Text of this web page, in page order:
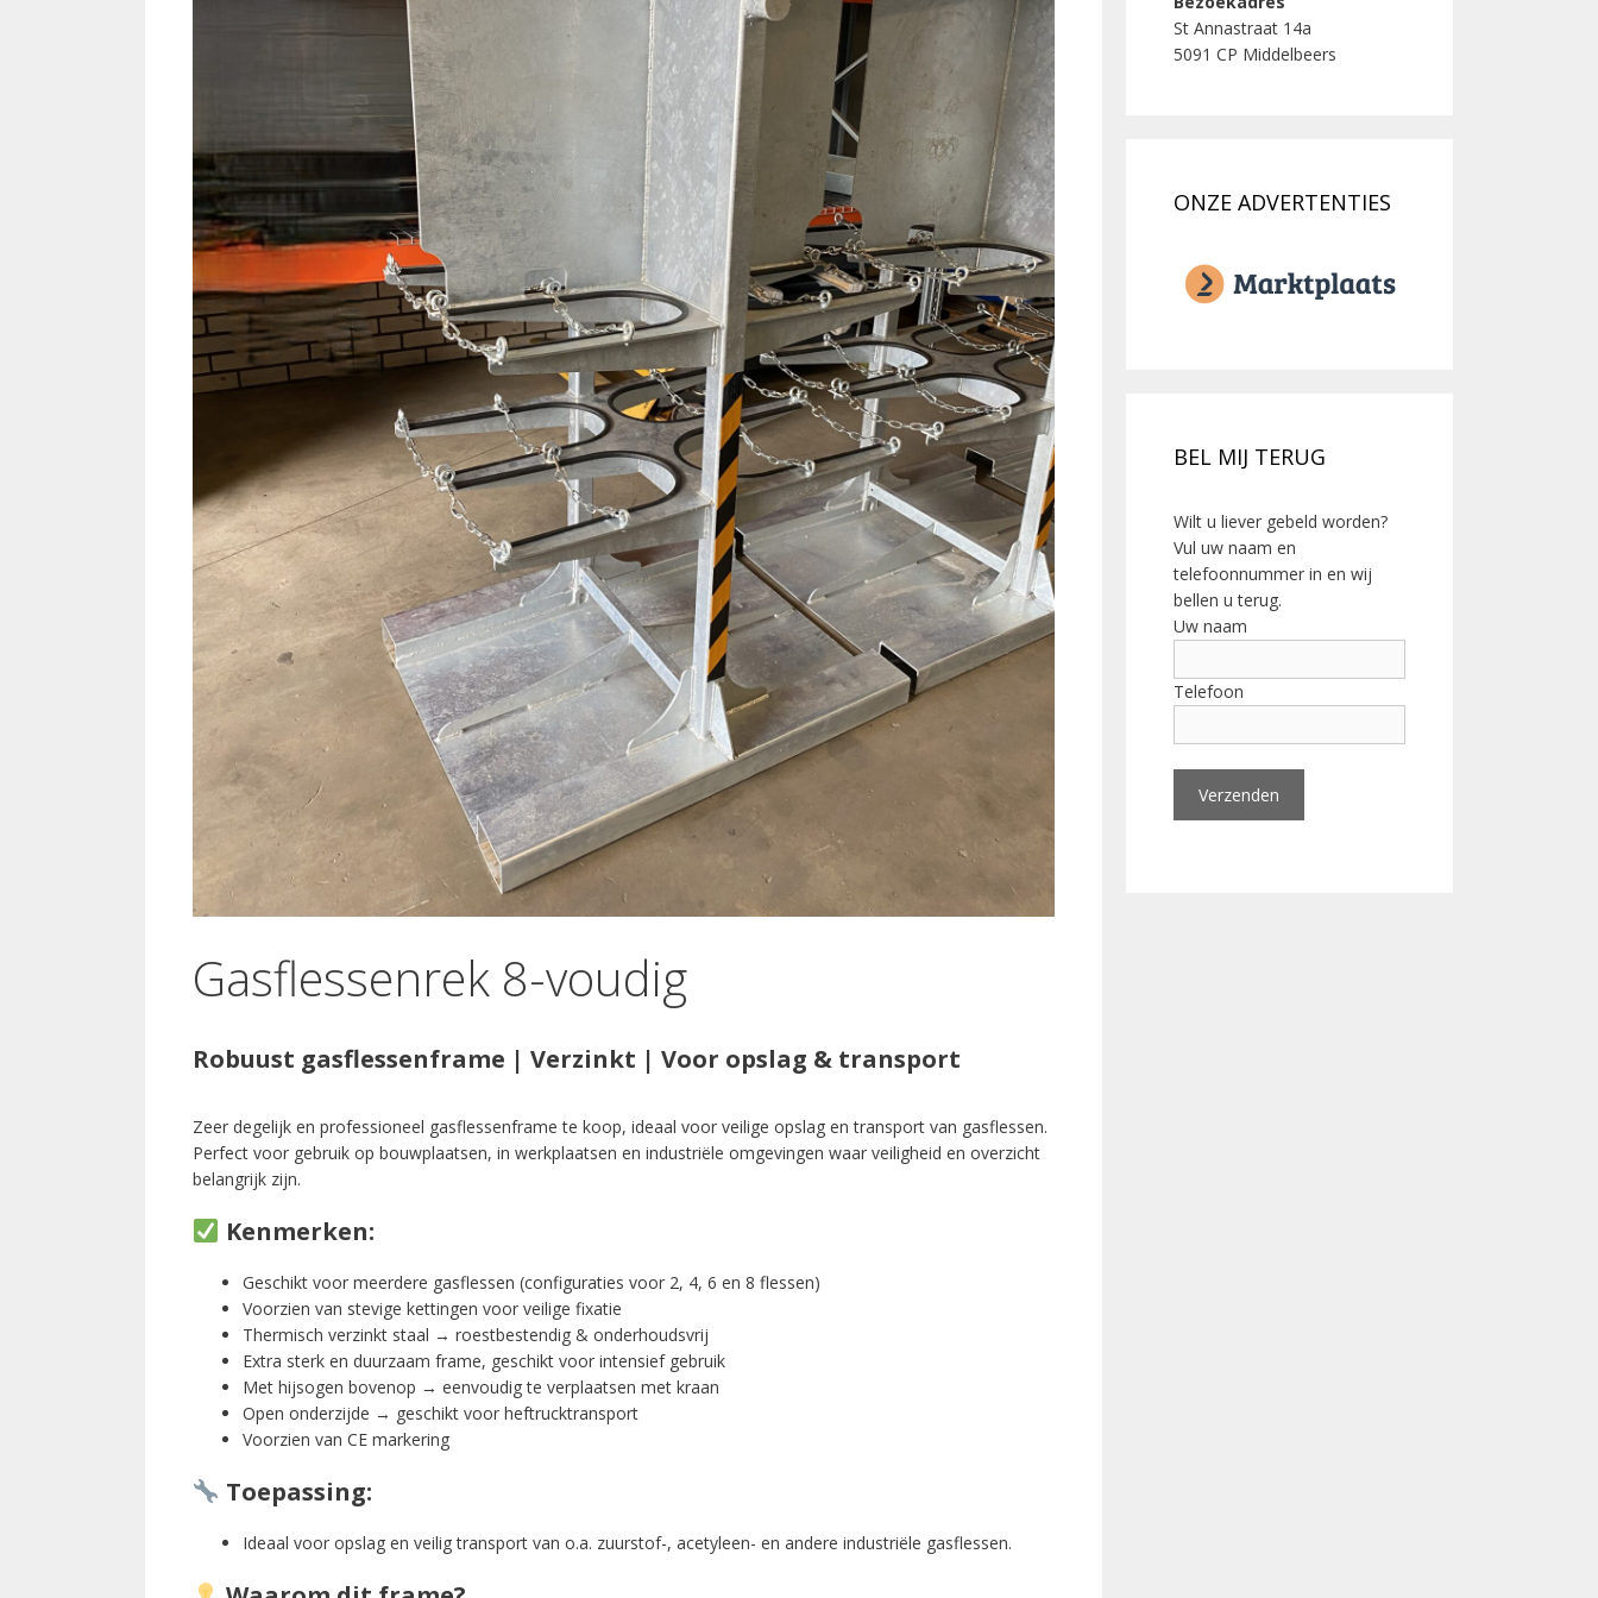
Gasflessenrek 8-voudig
Robuust gasflessenframe | Verzinkt | Voor opslag & transport
Zeer degelijk en professioneel gasflessenframe te koop, ideaal voor veilige opslag en transport van gasflessen.
Perfect voor gebruik op bouwplaatsen, in werkplaatsen en industriële omgevingen waar veiligheid en overzicht
belangrijk zijn.
Kenmerken:
Geschikt voor meerdere gasflessen (configuraties voor 2, 4, 6 en 8 flessen)
Voorzien van stevige kettingen voor veilige fixatie
Thermisch verzinkt staal → roestbestendig & onderhoudsvrij
Extra sterk en duurzaam frame, geschikt voor intensief gebruik
Met hijsogen bovenop → eenvoudig te verplaatsen met kraan
Open onderzijde → geschikt voor heftrucktransport
Voorzien van CE markering
Toepassing:
Ideaal voor opslag en veilig transport van o.a. zuurstof-, acetyleen- en andere industriële gasflessen.
St Annastraat 14a
5091 CP Middelbeers
ONZE ADVERTENTIES
BEL MIJ TERUG
Wilt u liever gebeld worden?
Vul uw naam en
telefoonnummer in en wij
bellen u terug.
Uw naam
Telefoon